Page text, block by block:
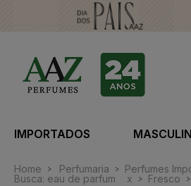
IMPORTADOS
Home Perfumaria Perfumes
Busca: eau de parfum
x Fresco